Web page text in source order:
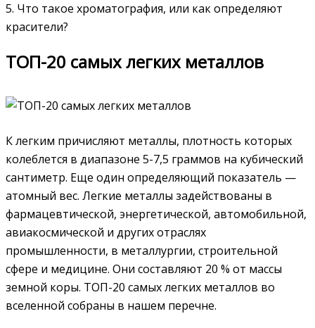
5. Что такое хроматография, или как определяют
красители?
ТОП-20 самых легких металлов
К легким причисляют металлы, плотность которых
колеблется в диапазоне 5-7,5 граммов на кубический
сантиметр. Еще один определяющий показатель —
атомный вес. Легкие металлы задействованы в
фармацевтической, энергетической, автомобильной,
авиакосмической и других отраслях
промышленности, в металлургии, строительной
сфере и медицине. Они составляют 20 % от массы
земной коры. ТОП-20 самых легких металлов во
вселенной собраны в нашем перечне.